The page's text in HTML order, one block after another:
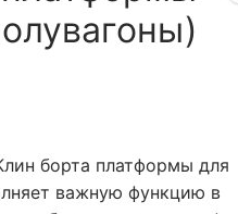
борта платформы для
важную функцию в